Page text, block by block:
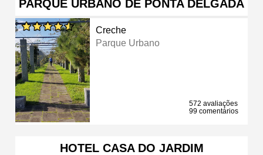
PARQUE URBANO DE PONTA DELGADA
Creche
Parque Urbano
572 avaliações
99 comentários
HOTEL CASA DO JARDIM